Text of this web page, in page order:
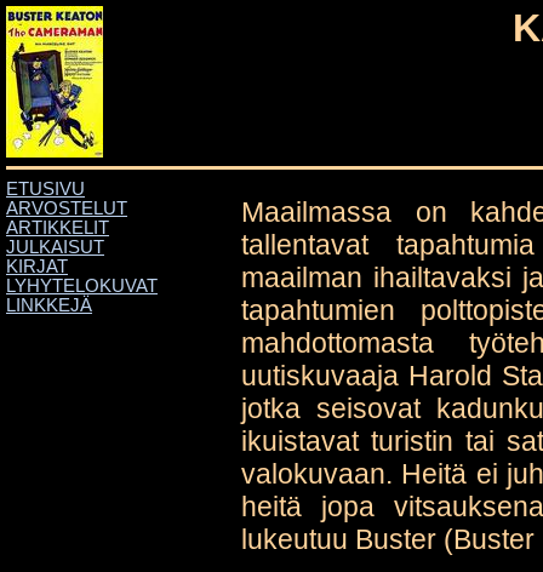
ETUSIVU
ARVOSTELUT
ARTIKKELIT
JULKAISUT
KIRJAT
LYHYTELOKUVAT
LINKKEJÄ
Maailmassa on
tallentavat
maailman ihailtavaksi
tapahtumien
mahdottomasta
uutiskuvaaja Harold
jotka seisovat
ikuistavat turistin tai
valokuvaan. Heitä ei
heitä jopa
lukeutuu Buster